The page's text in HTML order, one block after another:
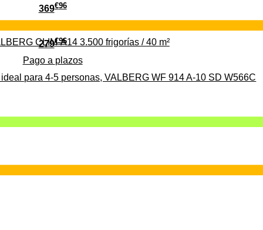
279€96
Pago a plazos
para 4-5 personas, VALBERG WF 914 A-10 SD W566C
369€96
CLIM-A14 3.500 frigorías / 40 m²